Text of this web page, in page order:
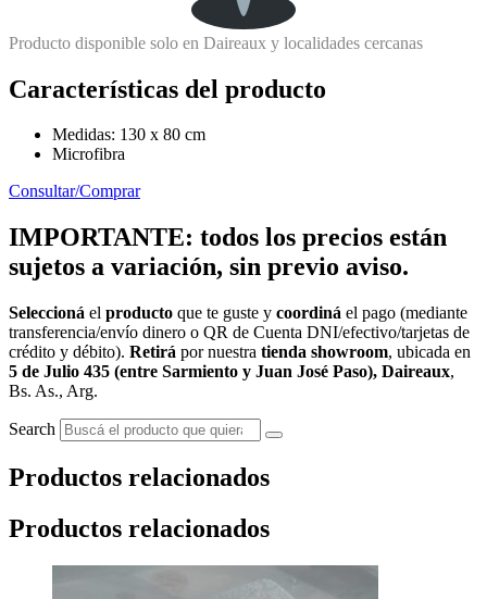
Producto disponible solo en Daireaux y localidades cercanas
Características del producto
Medidas: 130 x 80 cm
Microfibra
Consultar/Comprar
IMPORTANTE: todos los precios están
sujetos a variación, sin previo aviso.
Seleccioná el producto que te guste y coordiná el pago (mediante
transferencia/envío dinero o QR de Cuenta DNI/efectivo/tarjetas de
crédito y débito). Retirá por nuestra tienda showroom, ubicada en
5 de Julio 435 (entre Sarmiento y Juan José Paso), Daireaux,
Bs. As., Arg.
Search
Productos relacionados
Productos relacionados